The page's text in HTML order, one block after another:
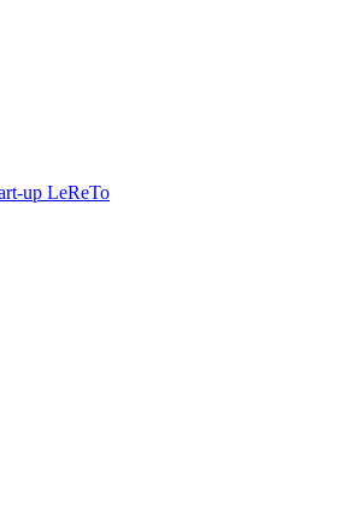
up LeReTo